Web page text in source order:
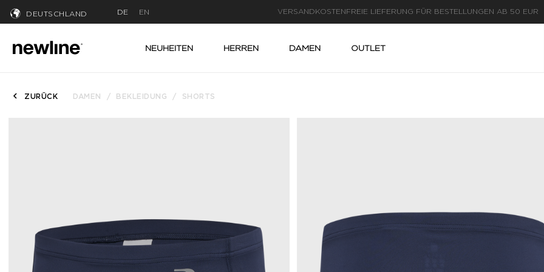
DEUTSCHLAND DE EN LIEFERUNG IN 1-3 WERKTAGEN
NEUHEITEN HERREN DAMEN OUTLET
ZURÜCK DAMEN BEKLEIDUNG SHORTS